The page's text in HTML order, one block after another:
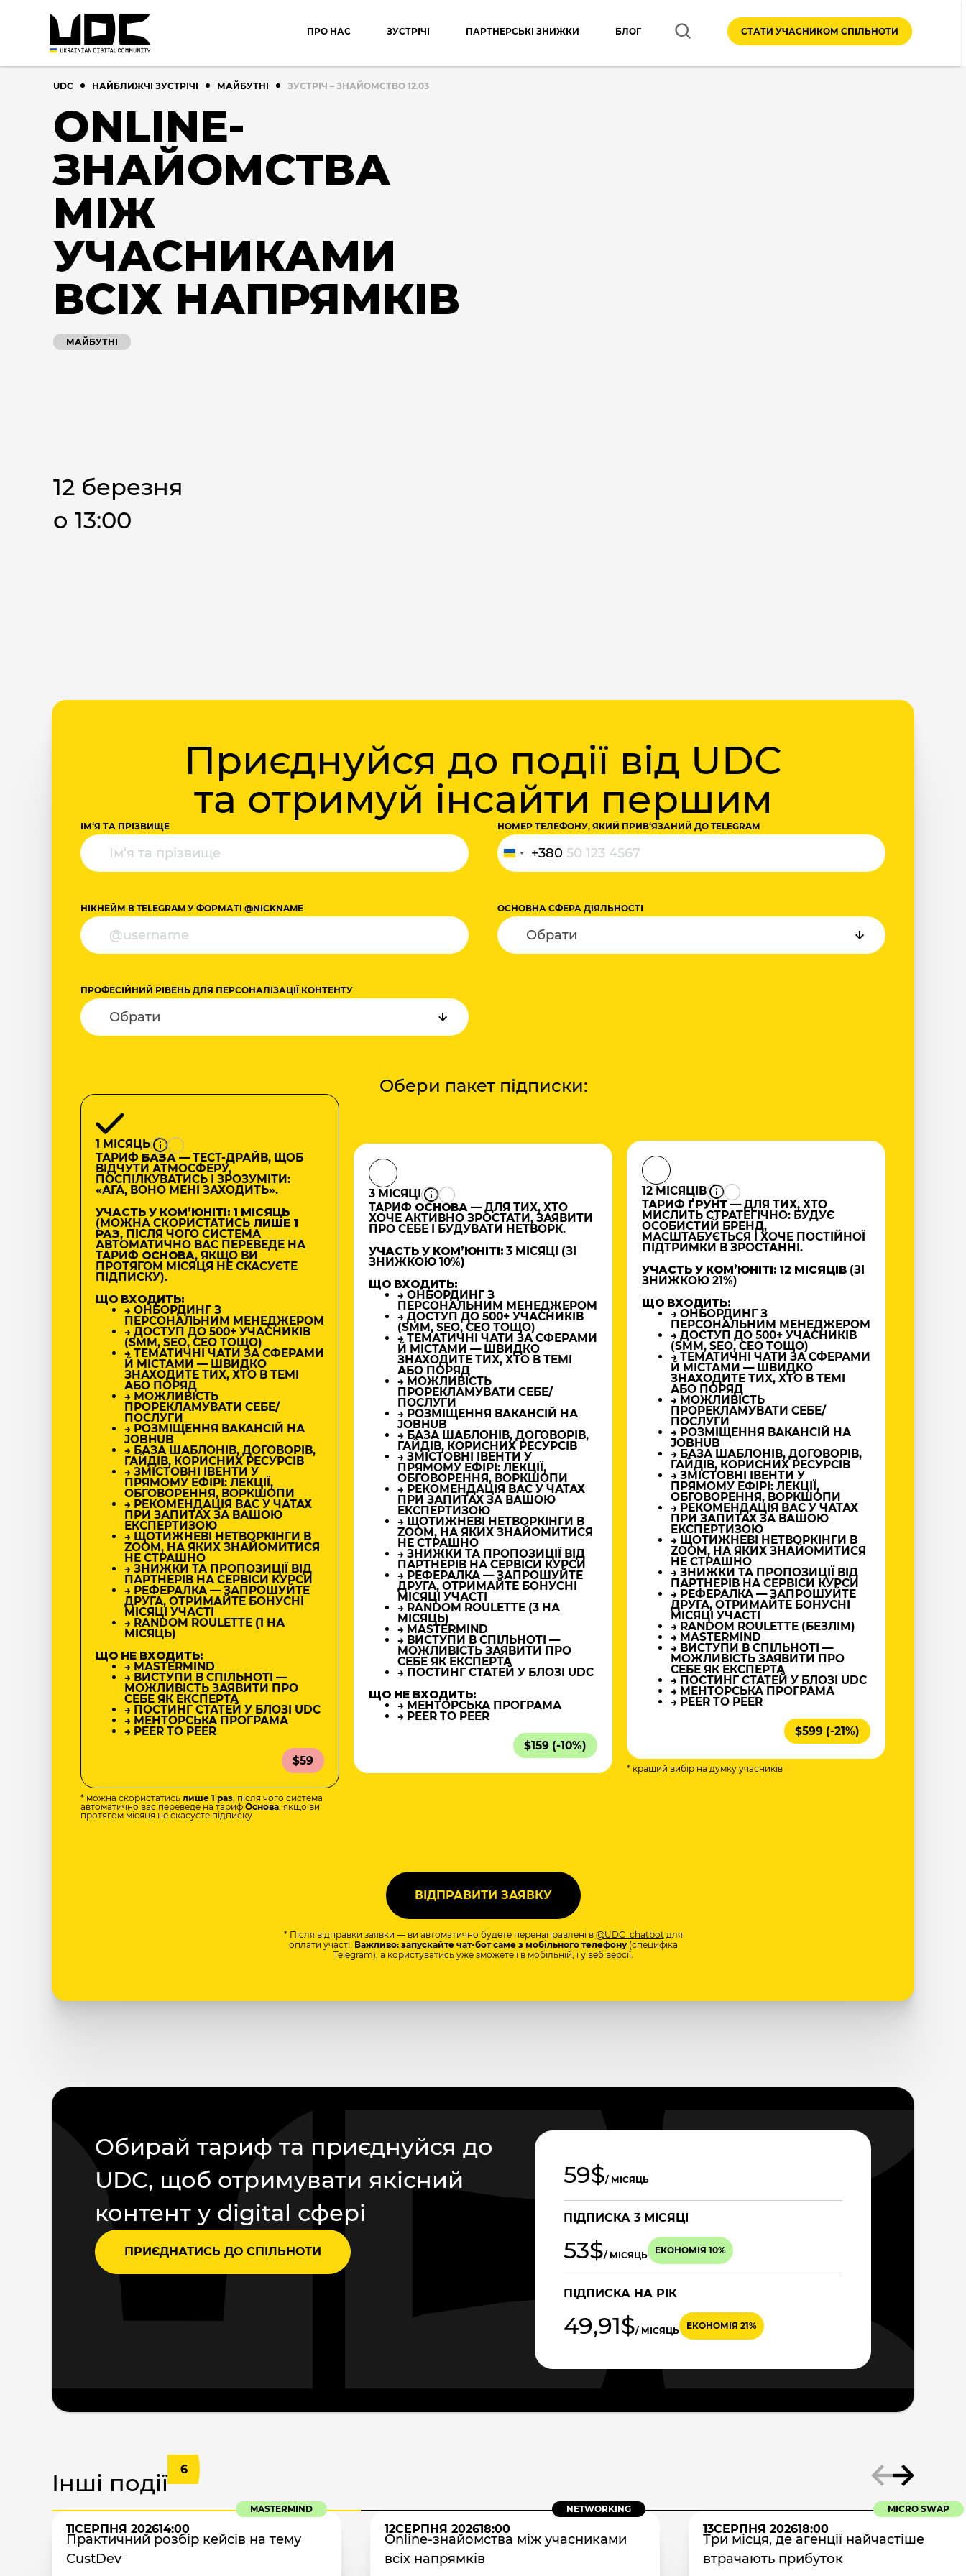
ПРО НАС ЗУСТРІЧІ ПАРТНЕРСЬКІ ЗНИЖКИ БЛОГ СТАТИ УЧАСНИКОМ СПІЛЬНОТИ
UDC НАЙБЛИЖЧІ ЗУСТРІЧІ МАЙБУТНІ ЗУСТРІЧ – ЗНАЙОМСТВО 12.03
ONLINE-
ЗНАЙОМСТВА
МІЖ
УЧАСНИКАМИ
ВСІХ НАПРЯМКІВ
МАЙБУТНІ
12 березня
о 13:00
Приєднуйся до події від UDC
та отримуй інсайти першим
ІМ‘Я ТА ПРІЗВИЩЕ НОМЕР ТЕЛЕФОНУ, ЯКИЙ ПРИВ‘ЯЗАНИЙ ДО TELEGRAM
Україна
+380
+380
НІКНЕЙМ В TELEGRAM У ФОРМАТІ @NICKNAME ОСНОВНА СФЕРА ДІЯЛЬНОСТІ
ПРОФЕСІЙНИЙ РІВЕНЬ ДЛЯ ПЕРСОНАЛІЗАЦІЇ КОНТЕНТУ
Обери пакет підписки:
1 МІСЯЦЬ
ТАРИФ БАЗА— ТЕСТ-ДРАЙВ, ЩОБ
ВІДЧУТИ АТМОСФЕРУ,
ПОСПІЛКУВАТИСЬ І ЗРОЗУМІТИ:
«АГА, ВОНО МЕНІ ЗАХОДИТЬ».
УЧАСТЬ У КОМʼЮНІТІ: 1 МІСЯЦЬ
(МОЖНА СКОРИСТАТИСЬ ЛИШЕ 1
РАЗ, ПІСЛЯ ЧОГО СИСТЕМА
АВТОМАТИЧНО ВАС ПЕРЕВЕДЕ НА
ТАРИФ ОСНОВА, ЯКЩО ВИ
ПРОТЯГОМ МІСЯЦЯ НЕ СКАСУЄТЕ
ПІДПИСКУ).
ЩО ВХОДИТЬ:
→ ОНБОРДИНГ З
ПЕРСОНАЛЬНИМ МЕНЕДЖЕРОМ
→ ДОСТУП ДО 500+ УЧАСНИКІВ
(SMM, SEO, CEO ТОЩО)
→ ТЕМАТИЧНІ ЧАТИ ЗА СФЕРАМИ
Й МІСТАМИ — ШВИДКО
ЗНАХОДИТЕ ТИХ, ХТО В ТЕМІ
АБО ПОРЯД
→ МОЖЛИВІСТЬ
ПРОРЕКЛАМУВАТИ СЕБЕ/
ПОСЛУГИ
→ РОЗМІЩЕННЯ ВАКАНСІЙ НА
JOBHUB
→ БАЗА ШАБЛОНІВ, ДОГОВОРІВ,
ГАЙДІВ, КОРИСНИХ РЕСУРСІВ
→ ЗМІСТОВНІ ІВЕНТИ У
ПРЯМОМУ ЕФІРІ: ЛЕКЦІЇ,
ОБГОВОРЕННЯ, ВОРКШОПИ
→ РЕКОМЕНДАЦІЯ ВАС У ЧАТАХ
ПРИ ЗАПИТАХ ЗА ВАШОЮ
ЕКСПЕРТИЗОЮ
→ ЩОТИЖНЕВІ НЕТВОРКІНГИ В
ZOOM, НА ЯКИХ ЗНАЙОМИТИСЯ
НЕ СТРАШНО
→ ЗНИЖКИ ТА ПРОПОЗИЦІЇ ВІД
ПАРТНЕРІВ НА СЕРВІСИ КУРСИ
→ РЕФЕРАЛКА — ЗАПРОШУЙТЕ
ДРУГА, ОТРИМАЙТЕ БОНУСНІ
МІСЯЦІ УЧАСТІ
→ RANDOM ROULETTE (1 НА
МІСЯЦЬ)
ЩО НЕ ВХОДИТЬ:
→ MASTERMIND
→ ВИСТУПИ В СПІЛЬНОТІ —
МОЖЛИВІСТЬ ЗАЯВИТИ ПРО
СЕБЕ ЯК ЕКСПЕРТА
→ ПОСТИНГ СТАТЕЙ У БЛОЗІ UDC
→ МЕНТОРСЬКА ПРОГРАМА
→ PEER TO PEER
$59
* можна скористатись лише 1 раз, після чого система
автоматично вас переведе на тариф Основа, якщо ви
протягом місяця не скасуєте підписку
3 МІСЯЦІ
ТАРИФ ОСНОВА — ДЛЯ ТИХ, ХТО
ХОЧЕ АКТИВНО ЗРОСТАТИ, ЗАЯВИТИ
ПРО СЕБЕ І БУДУВАТИ НЕТВОРК.
УЧАСТЬ У КОМʼЮНІТІ: 3 МІСЯЦІ (ЗІ
ЗНИЖКОЮ 10%)
ЩО ВХОДИТЬ:
→ ОНБОРДИНГ З
ПЕРСОНАЛЬНИМ МЕНЕДЖЕРОМ
→ ДОСТУП ДО 500+ УЧАСНИКІВ
(SMM, SEO, CEO ТОЩО)
→ ТЕМАТИЧНІ ЧАТИ ЗА СФЕРАМИ
Й МІСТАМИ — ШВИДКО
ЗНАХОДИТЕ ТИХ, ХТО В ТЕМІ
АБО ПОРЯД
→ МОЖЛИВІСТЬ
ПРОРЕКЛАМУВАТИ СЕБЕ/
ПОСЛУГИ
→ РОЗМІЩЕННЯ ВАКАНСІЙ НА
JOBHUB
→ БАЗА ШАБЛОНІВ, ДОГОВОРІВ,
ГАЙДІВ, КОРИСНИХ РЕСУРСІВ
→ ЗМІСТОВНІ ІВЕНТИ У
ПРЯМОМУ ЕФІРІ: ЛЕКЦІЇ,
ОБГОВОРЕННЯ, ВОРКШОПИ
→ РЕКОМЕНДАЦІЯ ВАС У ЧАТАХ
ПРИ ЗАПИТАХ ЗА ВАШОЮ
ЕКСПЕРТИЗОЮ
→ ЩОТИЖНЕВІ НЕТВОРКІНГИ В
ZOOM, НА ЯКИХ ЗНАЙОМИТИСЯ
НЕ СТРАШНО
→ ЗНИЖКИ ТА ПРОПОЗИЦІЇ ВІД
ПАРТНЕРІВ НА СЕРВІСИ КУРСИ
→ РЕФЕРАЛКА — ЗАПРОШУЙТЕ
ДРУГА, ОТРИМАЙТЕ БОНУСНІ
МІСЯЦІ УЧАСТІ
→ RANDOM ROULETTE (3 НА
МІСЯЦЬ)
→ MASTERMIND
→ ВИСТУПИ В СПІЛЬНОТІ —
МОЖЛИВІСТЬ ЗАЯВИТИ ПРО
СЕБЕ ЯК ЕКСПЕРТА
→ ПОСТИНГ СТАТЕЙ У БЛОЗІ UDC
ЩО НЕ ВХОДИТЬ:
→ МЕНТОРСЬКА ПРОГРАМА
→ PEER TO PEER
$159 (-10%)
12 МІСЯЦІВ
ТАРИФ ҐРУНТ— ДЛЯ ТИХ, ХТО
МИСЛИТЬ СТРАТЕГІЧНО: БУДУЄ
ОСОБИСТИЙ БРЕНД,
МАСШТАБУЄТЬСЯ І ХОЧЕ ПОСТІЙНОЇ
ПІДТРИМКИ В ЗРОСТАННІ.
УЧАСТЬ У КОМʼЮНІТІ: 12 МІСЯЦІВ (ЗІ
ЗНИЖКОЮ 21%)
ЩО ВХОДИТЬ:
→ ОНБОРДИНГ З
ПЕРСОНАЛЬНИМ МЕНЕДЖЕРОМ
→ ДОСТУП ДО 500+ УЧАСНИКІВ
(SMM, SEO, CEO ТОЩО)
→ ТЕМАТИЧНІ ЧАТИ ЗА СФЕРАМИ
Й МІСТАМИ — ШВИДКО
ЗНАХОДИТЕ ТИХ, ХТО В ТЕМІ
АБО ПОРЯД
→ МОЖЛИВІСТЬ
ПРОРЕКЛАМУВАТИ СЕБЕ/
ПОСЛУГИ
→ РОЗМІЩЕННЯ ВАКАНСІЙ НА
JOBHUB
→ БАЗА ШАБЛОНІВ, ДОГОВОРІВ,
ГАЙДІВ, КОРИСНИХ РЕСУРСІВ
→ ЗМІСТОВНІ ІВЕНТИ У
ПРЯМОМУ ЕФІРІ: ЛЕКЦІЇ,
ОБГОВОРЕННЯ, ВОРКШОПИ
→ РЕКОМЕНДАЦІЯ ВАС У ЧАТАХ
ПРИ ЗАПИТАХ ЗА ВАШОЮ
ЕКСПЕРТИЗОЮ
→ ЩОТИЖНЕВІ НЕТВОРКІНГИ В
ZOOM, НА ЯКИХ ЗНАЙОМИТИСЯ
НЕ СТРАШНО
→ ЗНИЖКИ ТА ПРОПОЗИЦІЇ ВІД
ПАРТНЕРІВ НА СЕРВІСИ КУРСИ
→ РЕФЕРАЛКА — ЗАПРОШУЙТЕ
ДРУГА, ОТРИМАЙТЕ БОНУСНІ
МІСЯЦІ УЧАСТІ
→ RANDOM ROULETTE (БЕЗЛІМ)
→ MASTERMIND
→ ВИСТУПИ В СПІЛЬНОТІ —
МОЖЛИВІСТЬ ЗАЯВИТИ ПРО
СЕБЕ ЯК ЕКСПЕРТА
→ ПОСТИНГ СТАТЕЙ У БЛОЗІ UDC
→ МЕНТОРСЬКА ПРОГРАМА
→ PEER TO PEER
$599 (-21%)
* кращий вибір на думку учасників
* Після відправки заявки — ви автоматично будете перенаправлені в @UDC_chatbotдля
оплати участі. Важливо: запускайте чат-бот саме з мобільного телефону(специфіка
Telegram), а користуватись уже зможете і в мобільній, і у веб версії.
Обирай тариф та приєднуйся до
UDC, щоб отримувати якісний
контент у digital сфері
ПРИЄДНАТИСЬ ДО СПІЛЬНОТИ
59$/ МІСЯЦЬ
ПІДПИСКА 3 МІСЯЦІ
53$/ МІСЯЦЬ ЕКОНОМІЯ 10%
ПІДПИСКА НА РІК
49,91$/ МІСЯЦЬ ЕКОНОМІЯ 21%
Інші події 6
MASTERMIND
11СЕРПНЯ 202614:00
Практичний розбір кейсів на тему
CustDev
NETWORKING
12СЕРПНЯ 202618:00
Online-знайомства між учасниками
всіх напрямків
MICRO SWAP
13СЕРПНЯ 202618:00
Три місця, де агенції найчастіше
втрачають прибуток